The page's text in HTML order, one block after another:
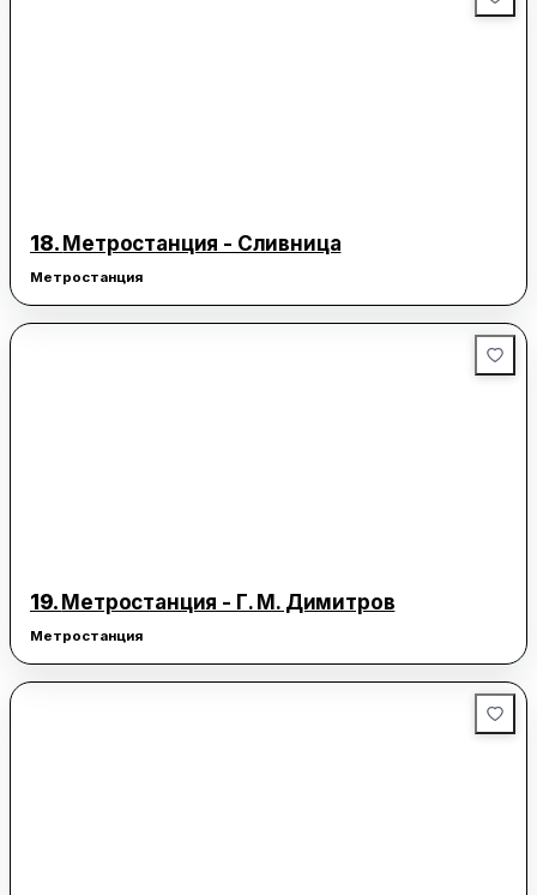
18. Метростанция - Сливница
Метростанция
19. Метростанция - Г. М. Димитров
Метростанция